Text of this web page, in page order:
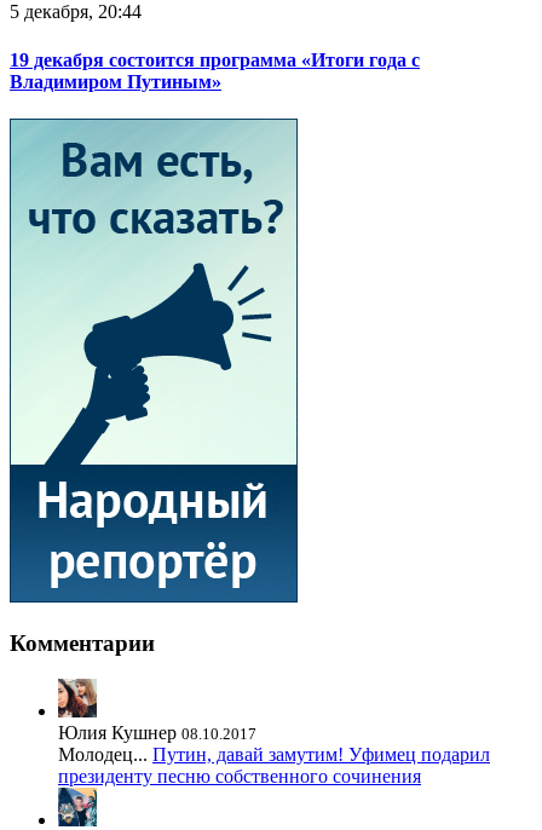
5 декабря, 20:44
19 декабря состоится программа «Итоги года с
Владимиром Путиным»
Комментарии
Юлия Кушнер 08.10.2017
Молодец... Путин, давай замутим! Уфимец подарил
президенту песню собственного сочинения